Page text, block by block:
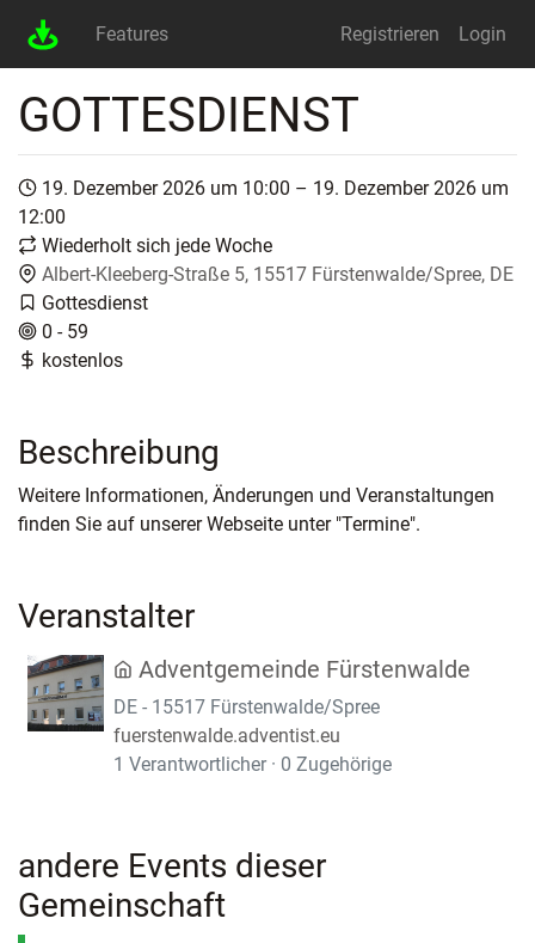
Features Registrieren Login
GOTTESDIENST
19. Dezember 2026 um 10:00 – 19. Dezember 2026 um
12:00
Wiederholt sich jede Woche
Albert-Kleeberg-Straße 5, 15517 Fürstenwalde/Spree, DE
Gottesdienst
0 - 59
kostenlos
Beschreibung
Weitere Informationen, Änderungen und Veranstaltungen
finden Sie auf unserer Webseite unter "Termine".
Veranstalter
Adventgemeinde Fürstenwalde
DE - 15517 Fürstenwalde/Spree
fuerstenwalde.adventist.eu
1 Verantwortlicher · 0 Zugehörige
andere Events dieser
Gemeinschaft